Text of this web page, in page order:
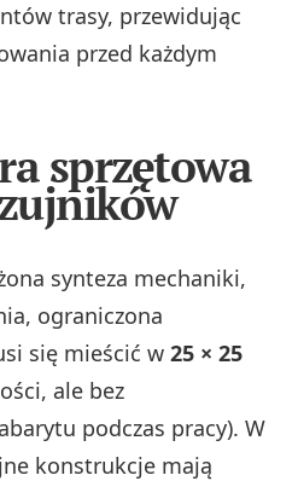
trasy, przewidując
przed każdym
sprzętowa
synteza mechaniki,
ograniczona
się mieścić w25 × 25
ale bez
podczas pracy). W
konstrukcje mają